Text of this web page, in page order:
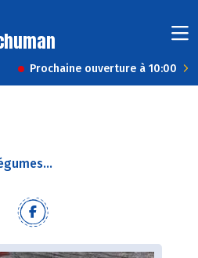
Prochaine ouverture à 10:00